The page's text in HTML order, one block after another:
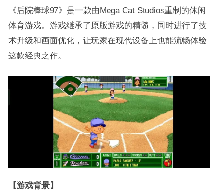
《后院棒球97》是一款由Mega Cat Studios重制的休闲
体育游戏。游戏继承了原版游戏的精髓，同时进行了技
术升级和画面优化，让玩家在现代设备上也能流畅体验
这款经典之作。
【游戏背景】